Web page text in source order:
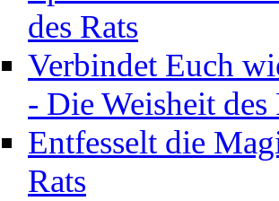
des Rats
Verbindet Euch
- Die Weisheit des
Entfesselt die
Rats